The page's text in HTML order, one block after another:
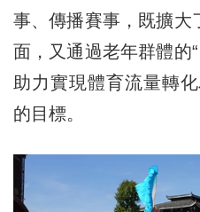
事、傳播賽事，既擴大
面，又通過老年群體的
助力實現體育流量轉
的目標。